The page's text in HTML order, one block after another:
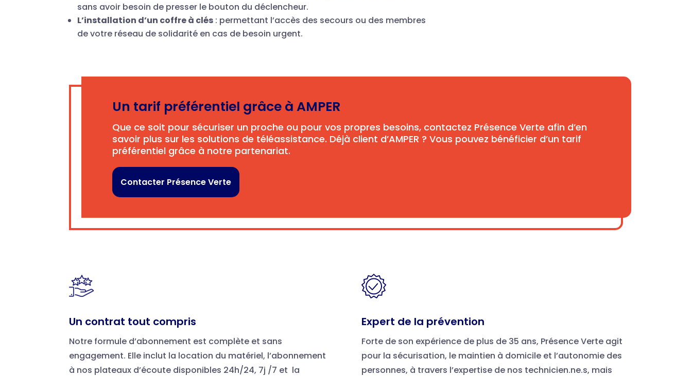
sans avoir besoin de presser le bouton du déclencheur.
L’installation d’un coffre à clés : permettant l’accès des secours ou des membres
de votre réseau de solidarité en cas de besoin urgent.
Un tarif préférentiel grâce à AMPER
Que ce soit pour sécuriser un proche ou pour vos propres besoins, contactez Présence Verte afin d’en
savoir plus sur les solutions de téléassistance. Déjà client d’AMPER ? Vous pouvez bénéficier d’un tarif
préférentiel grâce à notre partenariat.
Contacter Présence Verte
Un contrat tout compris
Notre formule d’abonnement est complète et sans
engagement. Elle inclut la location du matériel, l’abonnement
à nos plateaux d’écoute disponibles 24h/24, 7j /7 et la
Expert de la prévention
Forte de son expérience de plus de 35 ans, Présence Verte agit
pour la sécurisation, le maintien à domicile et l’autonomie des
personnes, à travers l’expertise de nos technicien.ne.s, mais